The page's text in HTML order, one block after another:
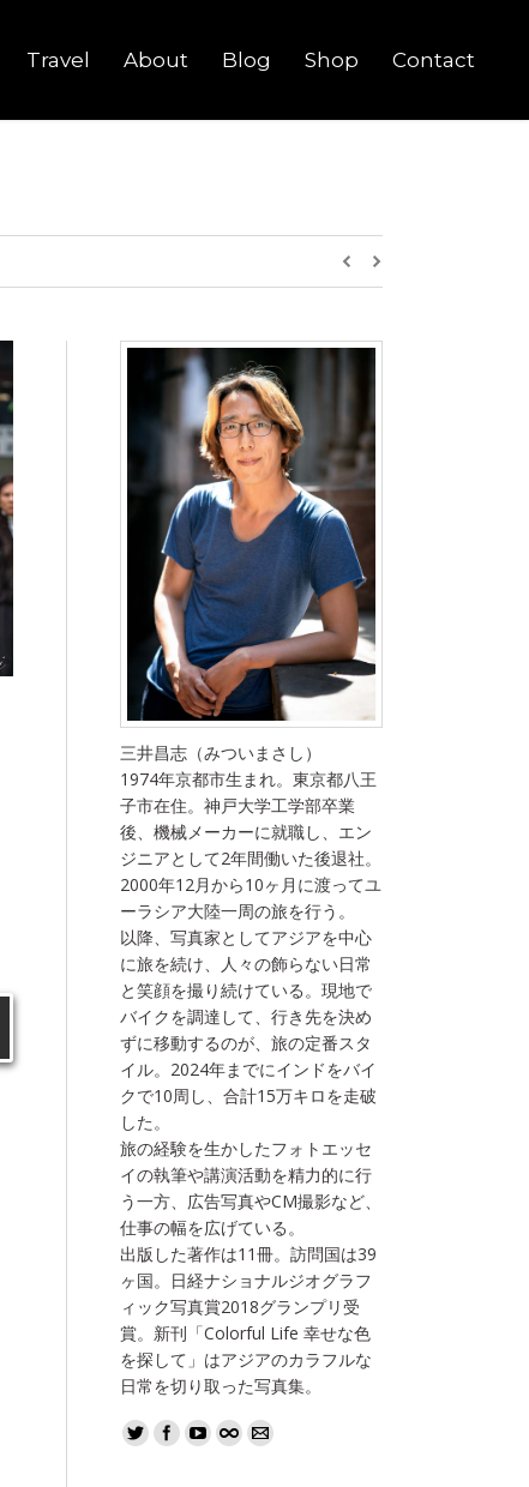
Travel About Blog Shop Contact
三井昌志（みついまさし）
1974年京都市生まれ。東京都八王
子市在住。神戸大学工学部卒業
後、機械メーカーに就職し、エン
ジニアとして2年間働いた後退社。
2000年12月から10ヶ月に渡ってユ
ーラシア大陸一周の旅を行う。
以降、写真家としてアジアを中心
に旅を続け、人々の飾らない日常
と笑顔を撮り続けている。現地で
バイクを調達して、行き先を決め
ずに移動するのが、旅の定番スタ
イル。2024年までにインドをバイ
クで10周し、合計15万キロを走破
した。
旅の経験を生かしたフォトエッセ
イの執筆や講演活動を精力的に行
う一方、広告写真やCM撮影など、
仕事の幅を広げている。
出版した著作は11冊。訪問国は39
ヶ国。日経ナショナルジオグラフ
ィック写真賞2018グランプリ受
賞。新刊「Colorful Life 幸せな色
を探して」はアジアのカラフルな
日常を切り取った写真集。